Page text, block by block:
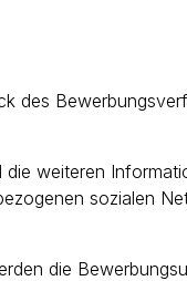
des
weiteren
sozialen
die